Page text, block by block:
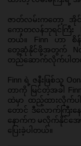
ဇာတ်လမ်းကတော့ အိုင်
ကော့တလန်ဘုရင်ကြီး
တယ်။ Finn ဟာ စိန်
တွေ့ဆုံနိုင်ဖို့အတွက်
တည်ဆောက်လိုက်ပါတ
Finn ရဲ့ ဇနီးဖြစ်သူ
တာကို မြင်တဲ့အခါ
ထဲမှာ ထည့်ထားလိုက်ပါ
တောင် ဒီလောက်ကြီး
နောက်က မလိုက်နိုင်အေ
ပြေးခဲ့ပါတယ်။